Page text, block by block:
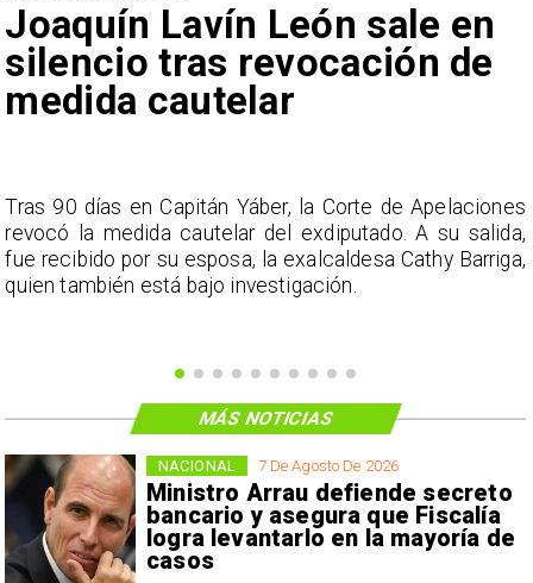
Joaquín Lavín León sale en
silencio tras revocación de
medida cautelar
Tras 90 días en Capitán Yáber, la Corte de Apelaciones
revocó la medida cautelar del exdiputado. A su salida,
fue recibido por su esposa, la exalcaldesa Cathy Barriga,
quien también está bajo investigación.
7 De Agosto De 2026
Ministro Arrau defiende secreto
bancario y asegura que Fiscalía
logra levantarlo en la mayoría de
casos
NACIONAL
MÁS NOTICIAS